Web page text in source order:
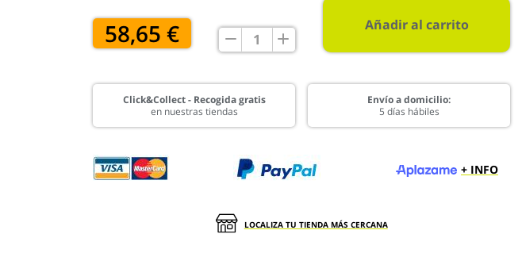
58,65 € Añadir al carrito
Click&Collect - Recogida gratis
en nuestras tiendas
Envío a domicilio:
5 días hábiles
+ INFO
LOCALIZA TU TIENDA MÁS CERCANA